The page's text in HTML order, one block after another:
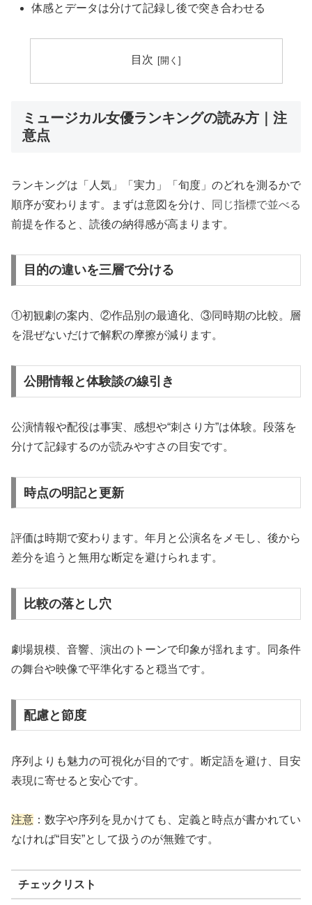
体感とデータは分けて記録し後で突き合わせる
目次
ミュージカル女優ランキングの読み方｜注
意点
ランキングは「人気」「実力」「旬度」のどれを測るかで
順序が変わります。まずは意図を分け、
同じ指標で並べる
前提を作ると、読後の納得感が高まります。
目的の違いを三層で分ける
①初観劇の案内、②作品別の最適化、③同時期の比較。層
を混ぜないだけで解釈の摩擦が減ります。
公開情報と体験談の線引き
公演情報や配役は事実、感想や“刺さり方”は体験。段落を
分けて記録するのが読みやすさの目安です。
時点の明記と更新
評価は時期で変わります。年月と公演名をメモし、後から
差分を追うと無用な断定を避けられます。
比較の落とし穴
劇場規模、音響、演出のトーンで印象が揺れます。同条件
の舞台や映像で平準化すると穏当です。
配慮と節度
序列よりも魅力の可視化が目的です。断定語を避け、目安
表現に寄せると安心です。
注意 ：数字や序列を見かけても、定義と時点が書かれてい
なければ“目安”として扱うのが無難です。
チェックリスト